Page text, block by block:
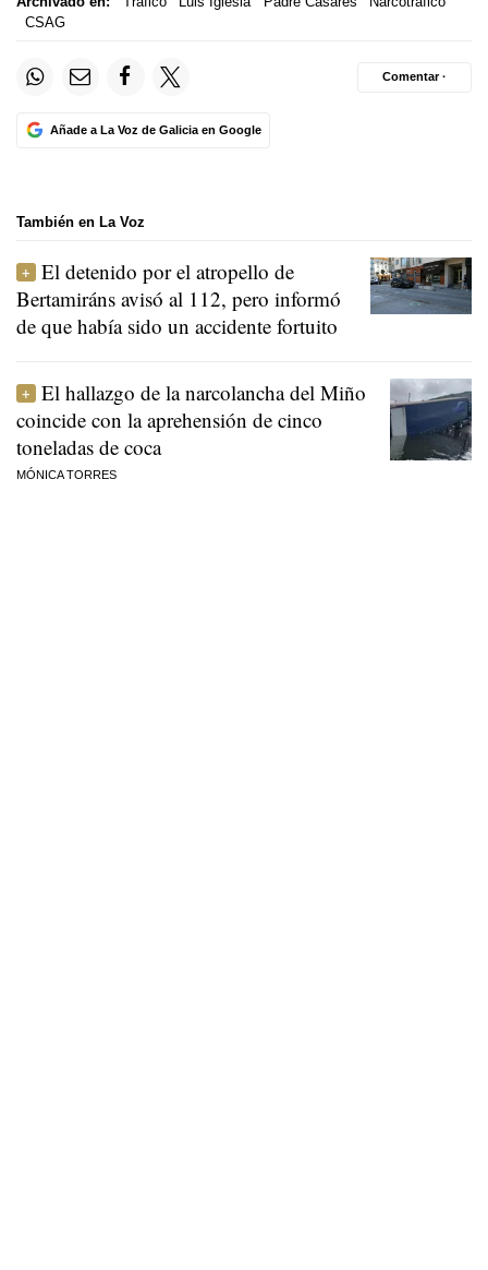
CSAG
Añade a La Voz de Galicia en Google
Comentar ·
También en La Voz
El detenido por el atropello de
Bertamiráns avisó al 112, pero informó
de que había sido un accidente fortuito
El hallazgo de la narcolancha del Miño
coincide con la aprehensión de cinco
toneladas de coca
MÓNICA TORRES